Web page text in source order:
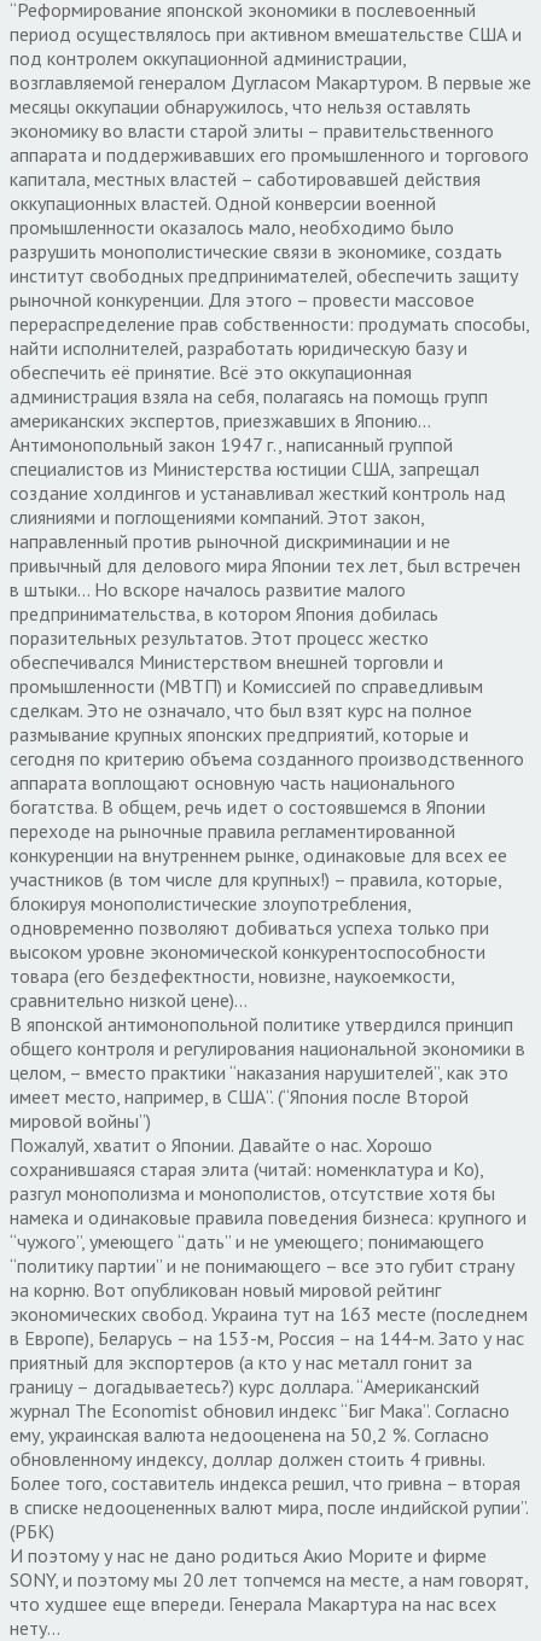
“Реформирование японской экономики в послевоенный
период осуществлялось при активном вмешательстве США и
под контролем оккупационной администрации,
возглавляемой генералом Дугласом Макартуром. В первые же
месяцы оккупации обнаружилось, что нельзя оставлять
экономику во власти старой элиты – правительственного
аппарата и поддерживавших его промышленного и торгового
капитала, местных властей – саботировавшей действия
оккупационных властей. Одной конверсии военной
промышленности оказалось мало, необходимо было
разрушить монополистические связи в экономике, создать
институт свободных предпринимателей, обеспечить защиту
рыночной конкуренции. Для этого – провести массовое
перераспределение прав собственности: продумать способы,
найти исполнителей, разработать юридическую базу и
обеспечить её принятие. Всё это оккупационная
администрация взяла на себя, полагаясь на помощь групп
американских экспертов, приезжавших в Японию…
Антимонопольный закон 1947 г., написанный группой
специалистов из Министерства юстиции США, запрещал
создание холдингов и устанавливал жесткий контроль над
слияниями и поглощениями компаний. Этот закон,
направленный против рыночной дискриминации и не
привычный для делового мира Японии тех лет, был встречен
в штыки… Но вскоре началось развитие малого
предпринимательства, в котором Япония добилась
поразительных результатов. Этот процесс жестко
обеспечивался Министерством внешней торговли и
промышленности (МВТП) и Комиссией по справедливым
сделкам. Это не означало, что был взят курс на полное
размывание крупных японских предприятий, которые и
сегодня по критерию объема созданного производственного
аппарата воплощают основную часть национального
богатства. В общем, речь идет о состоявшемся в Японии
переходе на рыночные правила регламентированной
конкуренции на внутреннем рынке, одинаковые для всех ее
участников (в том числе для крупных!) – правила, которые,
блокируя монополистические злоупотребления,
одновременно позволяют добиваться успеха только при
высоком уровне экономической конкурентоспособности
товара (его бездефектности, новизне, наукоемкости,
сравнительно низкой цене)…
В японской антимонопольной политике утвердился принцип
общего контроля и регулирования национальной экономики в
целом, – вместо практики “наказания нарушителей”, как это
имеет место, например, в США”. (“Япония после Второй
мировой войны”)
Пожалуй, хватит о Японии. Давайте о нас. Хорошо
сохранившаяся старая элита (читай: номенклатура и Ко),
разгул монополизма и монополистов, отсутствие хотя бы
намека и одинаковые правила поведения бизнеса: крупного и
“чужого”, умеющего “дать” и не умеющего; понимающего
“политику партии” и не понимающего – все это губит страну
на корню. Вот опубликован новый мировой рейтинг
экономических свобод. Украина тут на 163 месте (последнем
в Европе), Беларусь – на 153-м, Россия – на 144-м. Зато у нас
приятный для экспортеров (а кто у нас металл гонит за
границу – догадываетесь?) курс доллара. “Американский
журнал The Economist обновил индекс “Биг Мака”. Согласно
ему, украинская валюта недооценена на 50,2 %. Согласно
обновленному индексу, доллар должен стоить 4 гривны.
Более того, составитель индекса решил, что гривна – вторая
в списке недооцененных валют мира, после индийской рупии”.
(РБК)
И поэтому у нас не дано родиться Акио Морите и фирме
SONY, и поэтому мы 20 лет топчемся на месте, а нам говорят,
что худшее еще впереди. Генерала Макартура на нас всех
нету…